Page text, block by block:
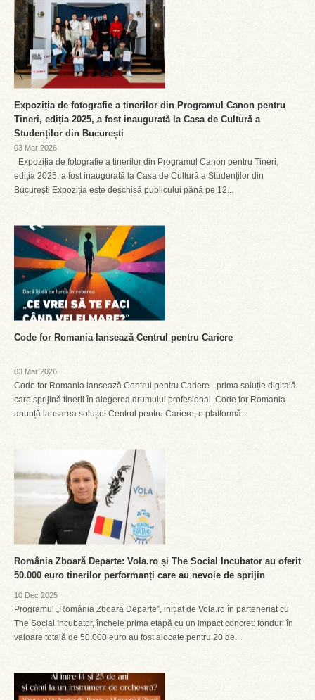
Expoziția de fotografie a tinerilor din Programul Canon pentru
Tineri, ediția 2025, a fost inaugurată la Casa de Cultură a
Studenților din București
03 Mar 2026
Expoziția de fotografie a tinerilor din Programul Canon pentru Tineri,
ediția 2025, a fost inaugurată la Casa de Cultură a Studenților din
București Expoziția este deschisă publicului până pe 12...
Code for Romania lansează Centrul pentru Cariere
03 Mar 2026
Code for Romania lansează Centrul pentru Cariere - prima soluție digitală
care sprijină tinerii în alegerea drumului profesional. Code for Romania
anunță lansarea soluției Centrul pentru Cariere, o platformă...
România Zboară Departe: Vola.ro și The Social Incubator au oferit
50.000 euro tinerilor performanți care au nevoie de sprijin
10 Dec 2025
Programul „România Zboară Departe”, inițiat de Vola.ro în parteneriat cu
The Social Incubator, încheie prima etapă cu un impact concret: fonduri în
valoare totală de 50.000 euro au fost alocate pentru 20 de...